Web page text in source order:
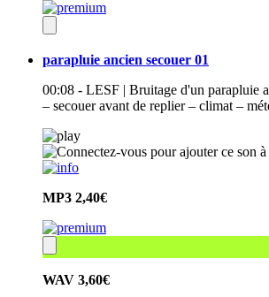
parapluie ancien secouer 01
00:08 - LESF | Bruitage d'un parapluie
– secouer avant de replier – climat –
MP3 2,40€
WAV 3,60€